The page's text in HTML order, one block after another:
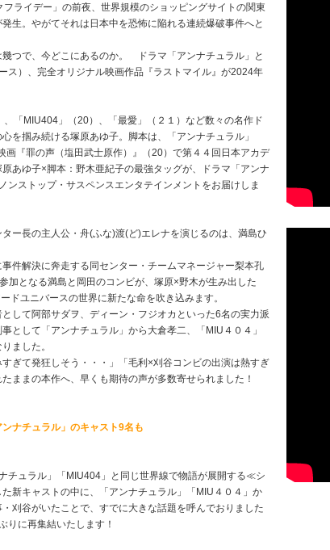
ライデー」の前夜、世界規模のショッピングサイトの関東
生。やがてそれは日本中を恐怖に陥れる連続爆破事件へと
つで、今どこにあるのか。 ドラマ「アンナチュラル」と
ス）、完全オリジナル映画作品『ラストマイル』が2024年
「MIU404」（20）、「最愛」（２１）など数々の名作ド
を掴み続ける塚原あゆ子。脚本は、「アンナチュラル」
画『罪の声（塩田武士原作）』（20）で第４４回日本アカデ
あゆ子×脚本：野木亜紀子の最強タッグが、ドラマ「アンナ
ストップ・サスペンスエンタテインメントをお届けしま
ー長の主人公・舟(ふな)渡(ど)エレナを演じるのは、満島ひ
件解決に奔走する同センター・チームマネージャー梨本孔
となる満島と岡田のコンビが、塚原×野木が生み出した
ドユニバースの世界に新たな命を吹き込みます。
して阿部サダヲ、ディーン・フジオカといった6名の実力派
として「アンナチュラル」から大倉孝二、「MIU４０４」
ました。
ぎて発狂しそう・・・」「毛利×刈谷コンビの出演は熱すぎ
ままの本作へ、早くも期待の声が多数寄せられました！
ナチュラル」のキャスト9名も
チュラル」「MIU404」と同じ世界線で物語が展開する≪シ
新キャストの中に、「アンナチュラル」「MIU４０４」か
刈谷がいたことで、すでに大きな話題を呼んでおりました
りに再集結いたします！